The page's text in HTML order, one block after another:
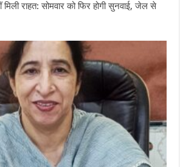
मिली राहत: सोमवार को फिर होगी सुनवाई, जेल से